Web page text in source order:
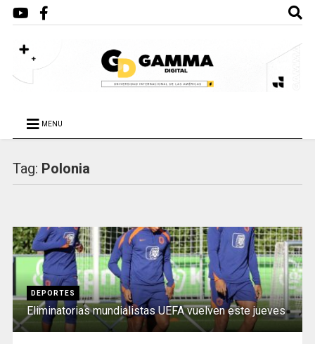
MENU
Tag: Polonia
DEPORTES
Eliminatorias mundialistas UEFA vuelven este jueves